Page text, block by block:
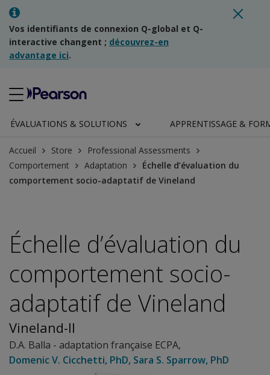
Vos identifiants de connexion Q-global et Q-
interactive changent ; découvrez-en
advantage ici.
ÉVALUATIONS & SOLUTIONS APPRENTISSAGE &
Accueil Store
Professional Assessments
Comportement
Adaptation
Échelle d’évaluation du
comportement socio-adaptatif de Vineland
Échelle d’évaluation du
comportement socio-
adaptatif de Vineland
Vineland-II
D.A. Balla - adaptation française ECPA,
Domenic V. Cicchetti, PhD, Sara S. Sparrow, PhD